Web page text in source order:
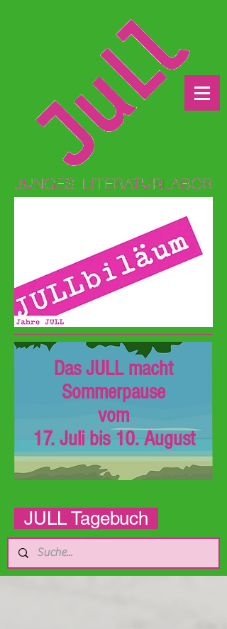
Das JULL macht
Sommerpause
vom
17. Juli bis 10. August
JULL Tagebuch